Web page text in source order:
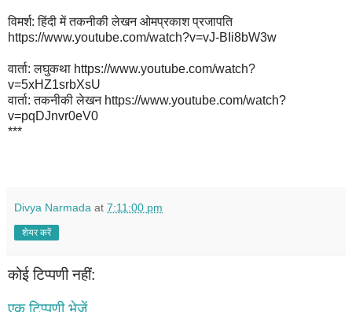
विमर्श: हिंदी में तकनीकी लेखन ओमप्रकाश प्रजापति
https://www.youtube.com/watch?v=vJ-BIi8bW3w
वार्ता: लघुकथा https://www.youtube.com/watch?
v=5xHZ1srbXsU
वार्ता: तकनीकी लेखन https://www.youtube.com/watch?
v=pqDJnvr0eV0
***
Divya Narmada at 7:11:00 pm
शेयर करें
कोई टिप्पणी नहीं: